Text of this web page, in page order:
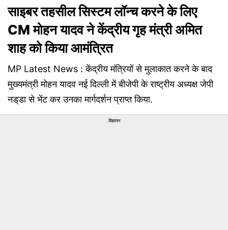
साइबर तहसील सिस्टम लॉन्च करने के लिए
CM मोहन यादव ने केंद्रीय गृह मंत्री अमित
शाह को किया आमंत्रित
MP Latest News : केंद्रीय मंत्रियों से मुलाकात करने के बाद
मुख्यमंत्री मोहन यादव नई दिल्ली में बीजेपी के राष्ट्रीय अध्यक्ष जेपी
नड्‌डा से भेंट कर उनका मार्गदर्शन प्राप्त किया.
विज्ञापन